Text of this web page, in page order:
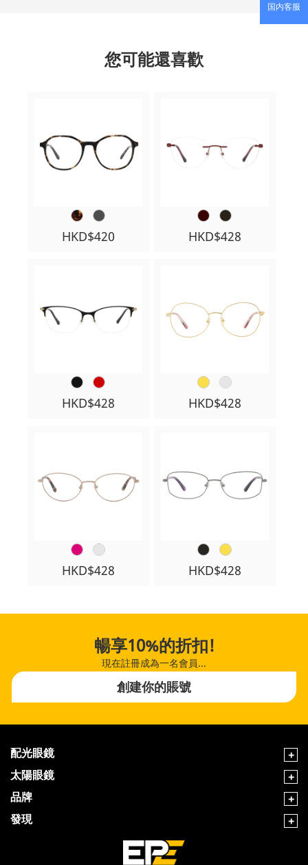
国内客服
您可能還喜歡
HKD$420 HKD$428
HKD$428 HKD$428
HKD$428 HKD$428
暢享10%的折扣!
現在註冊成為一名會員...
創建你的賬號
配光眼鏡
太陽眼鏡
品牌
發現